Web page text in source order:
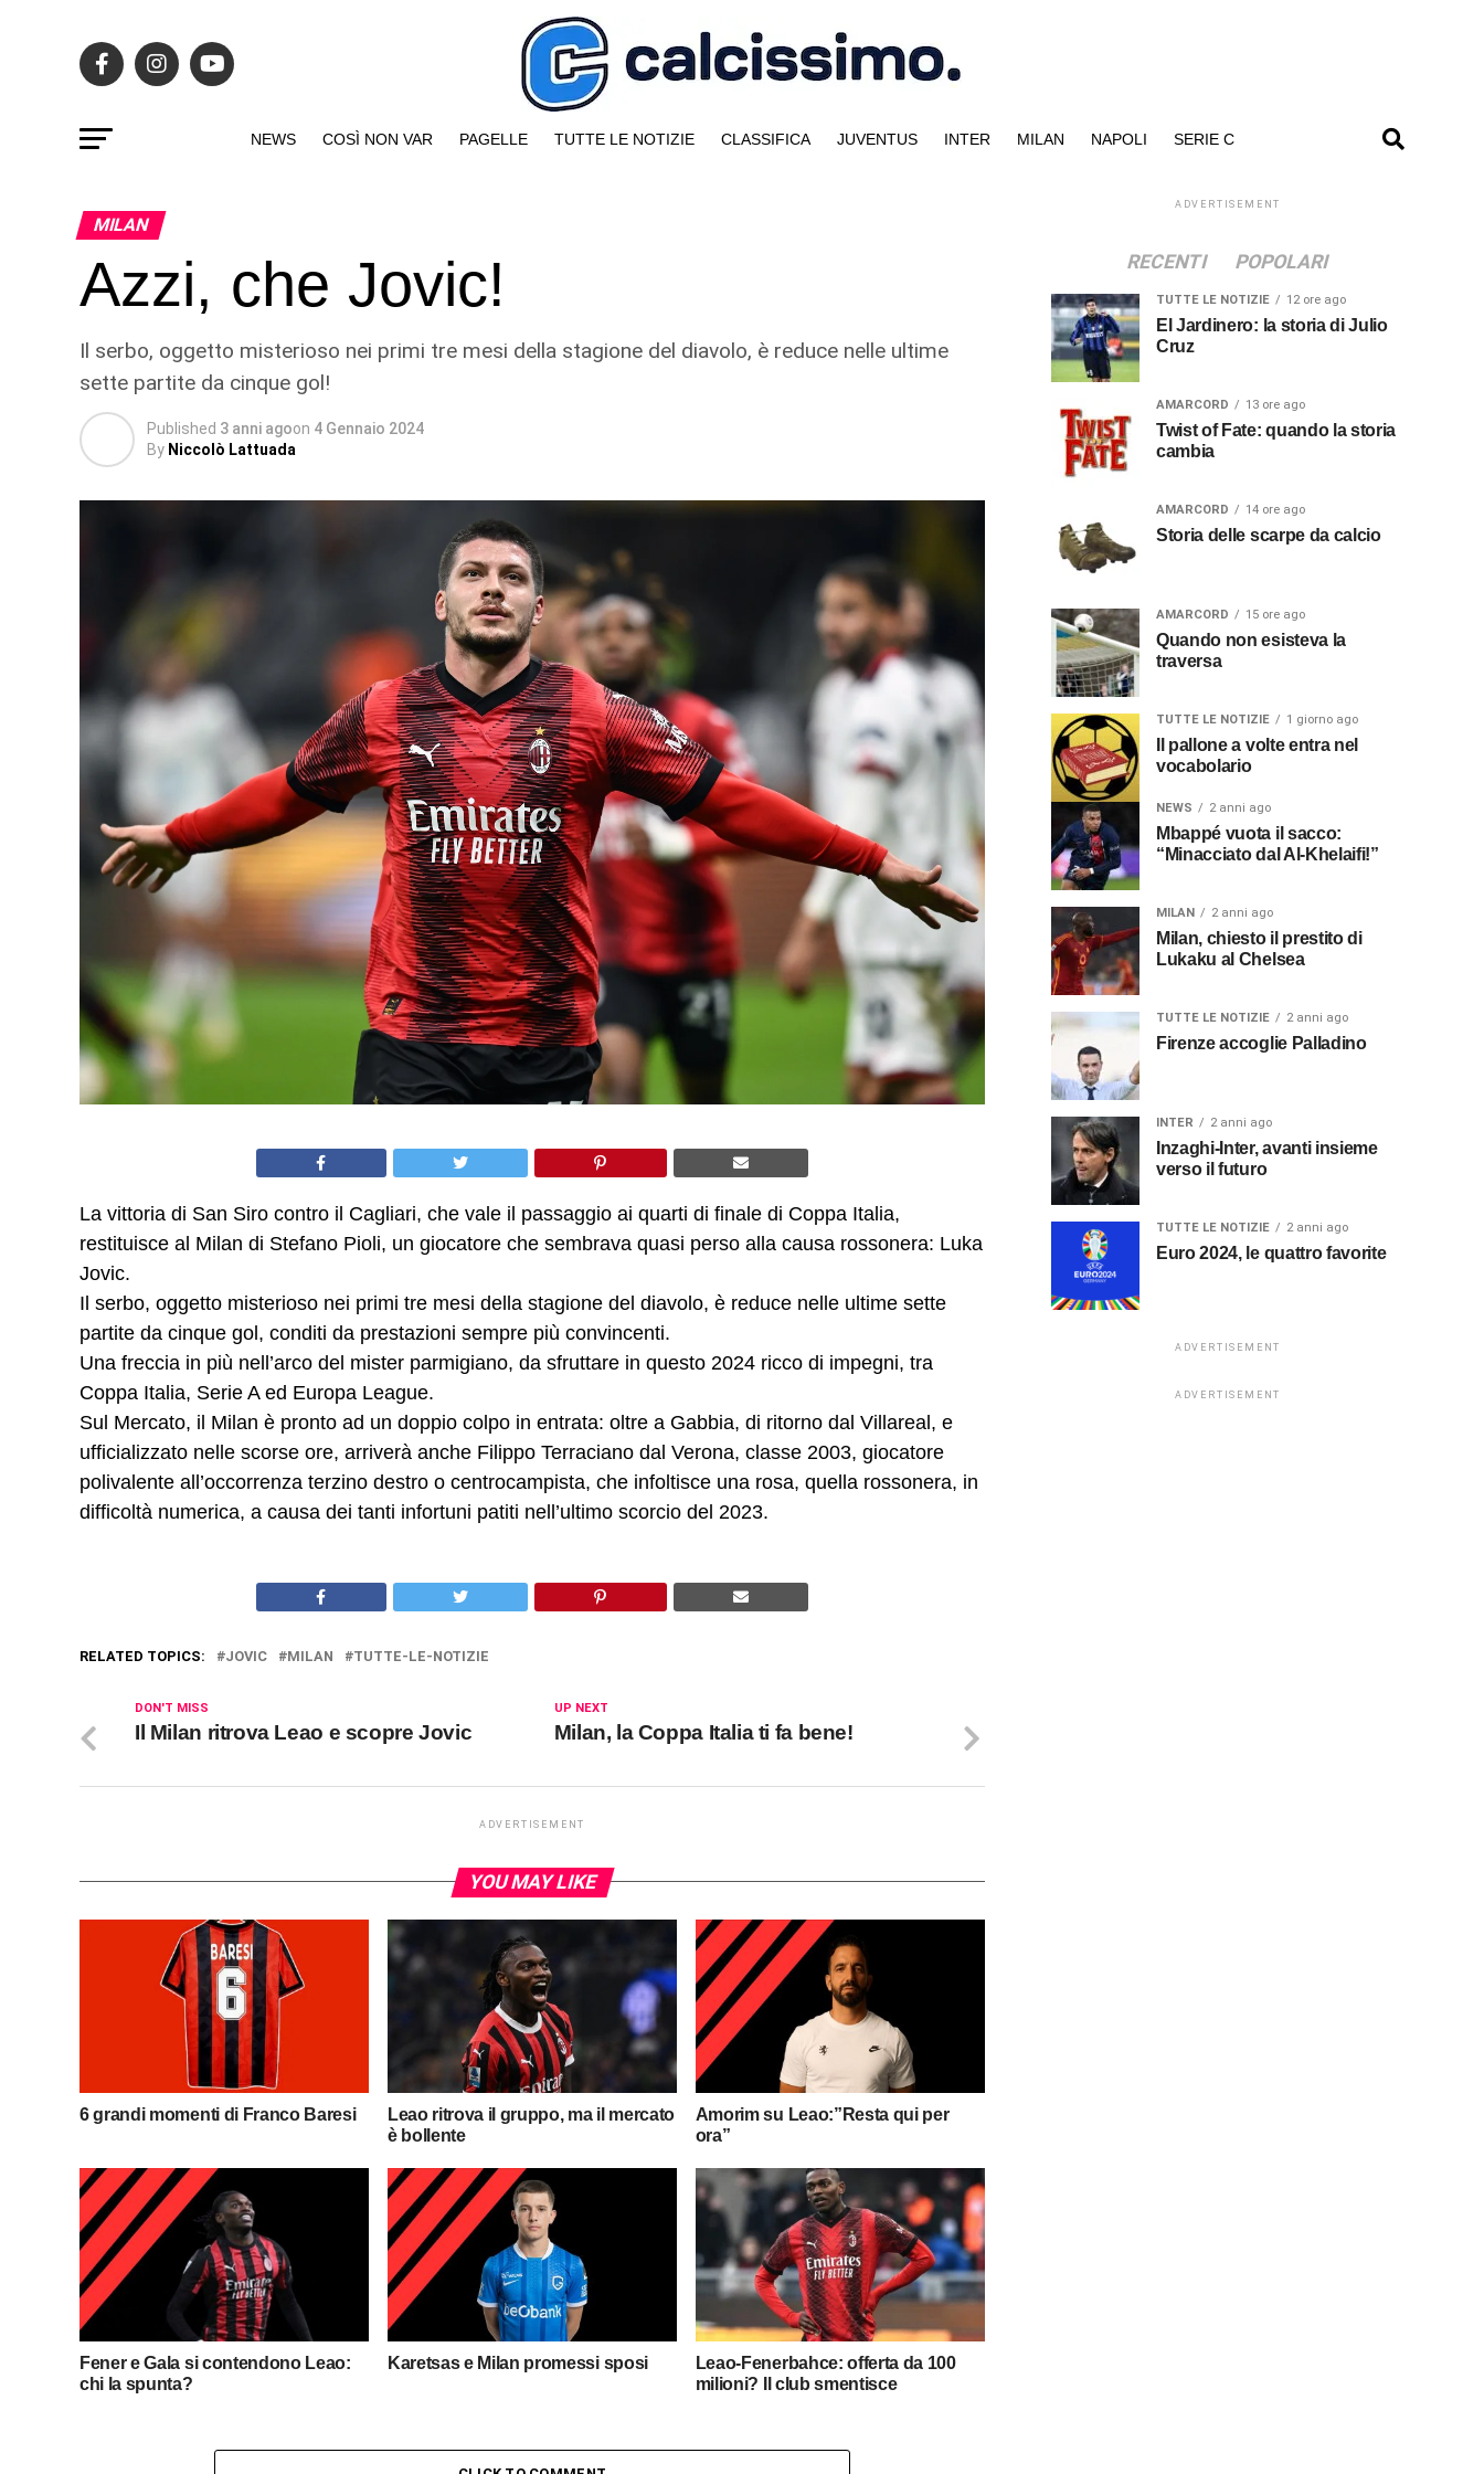
NEWS COSÌ NON VAR PAGELLE TUTTE LE NOTIZIE CLASSIFICA JUVENTUS INTER MILAN NAPOLI SERIE C
MILAN
Azzi, che Jovic!
Il serbo, oggetto misterioso nei primi tre mesi della stagione del diavolo, è reduce nelle ultime
sette partite da cinque gol!
Published 3 anni agoon 4 Gennaio 2024
By Niccolò Lattuada
La vittoria di San Siro contro il Cagliari, che vale il passaggio ai quarti di finale di Coppa Italia,
restituisce al Milan di Stefano Pioli, un giocatore che sembrava quasi perso alla causa rossonera: Luka
Jovic.
Il serbo, oggetto misterioso nei primi tre mesi della stagione del diavolo, è reduce nelle ultime sette
partite da cinque gol, conditi da prestazioni sempre più convincenti.
Una freccia in più nell’arco del mister parmigiano, da sfruttare in questo 2024 ricco di impegni, tra
Coppa Italia, Serie A ed Europa League.
Sul Mercato, il Milan è pronto ad un doppio colpo in entrata: oltre a Gabbia, di ritorno dal Villareal, e
ufficializzato nelle scorse ore, arriverà anche Filippo Terraciano dal Verona, classe 2003, giocatore
polivalente all’occorrenza terzino destro o centrocampista, che infoltisce una rosa, quella rossonera, in
difficoltà numerica, a causa dei tanti infortuni patiti nell’ultimo scorcio del 2023.
RELATED TOPICS: JOVIC MILAN TUTTE-LE-NOTIZIE
UP NEXT
Milan, la Coppa Italia ti fa bene!
DON'T MISS
Il Milan ritrova Leao e scopre Jovic
ADVERTISEMENT
YOU MAY LIKE
6 grandi momenti di Franco Baresi
Leao ritrova il gruppo, ma il mercato
è bollente
Amorim su Leao:”Resta qui per
ora”
Fener e Gala si contendono Leao:
chi la spunta?
Karetsas e Milan promessi sposi
Leao-Fenerbahce: offerta da 100
milioni? Il club smentisce
ADVERTISEMENT
RECENTI POPOLARI
TUTTE LE NOTIZIE 12 ore ago
El Jardinero: la storia di Julio
Cruz
AMARCORD 13 ore ago
Twist of Fate: quando la storia
cambia
AMARCORD 14 ore ago
Storia delle scarpe da calcio
AMARCORD 15 ore ago
Quando non esisteva la
traversa
TUTTE LE NOTIZIE 1 giorno ago
Il pallone a volte entra nel
vocabolario
NEWS 2 anni ago
Mbappé vuota il sacco:
“Minacciato dal Al-Khelaifi!”
MILAN 2 anni ago
Milan, chiesto il prestito di
Lukaku al Chelsea
TUTTE LE NOTIZIE 2 anni ago
Firenze accoglie Palladino
INTER 2 anni ago
Inzaghi-Inter, avanti insieme
verso il futuro
TUTTE LE NOTIZIE 2 anni ago
Euro 2024, le quattro favorite
ADVERTISEMENT
ADVERTISEMENT